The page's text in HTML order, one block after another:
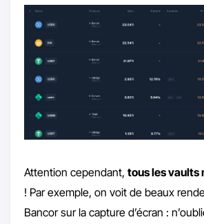
Attention cependant, tous les vaults
! Par exemple, on voit de beaux
Bancor sur la capture d’écran :